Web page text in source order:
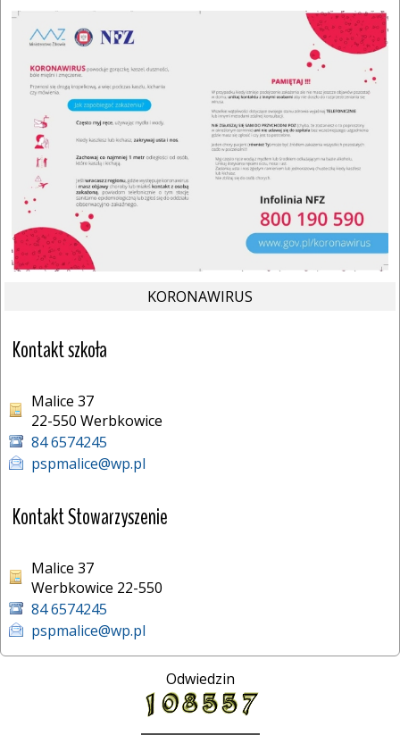
KORONAWIRUS
Kontakt szkoła
Malice 37
22-550 Werbkowice
84 6574245
pspmalice@wp.pl
Kontakt Stowarzyszenie
Malice 37
Werbkowice 22-550
84 6574245
pspmalice@wp.pl
Odwiedzin